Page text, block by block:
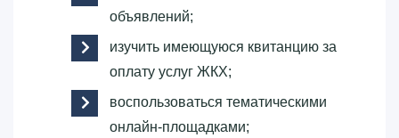
объявлений;
изучить имеющуюся квитанцию за
оплату услуг ЖКХ;
воспользоваться тематическими
онлайн-площадками;